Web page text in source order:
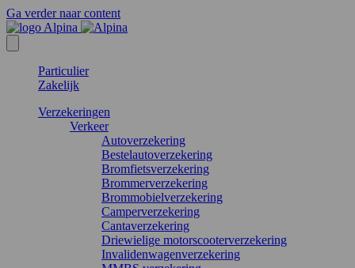
Ga verder naar content
Particulier
Zakelijk
Verzekeringen
Verkeer
Autoverzekering
Bestelautoverzekering
Bromfietsverzekering
Brommerverzekering
Brommobielverzekering
Camperverzekering
Cantaverzekering
Driewielige motorscooterverzekering
Invalidenwagenverzekering